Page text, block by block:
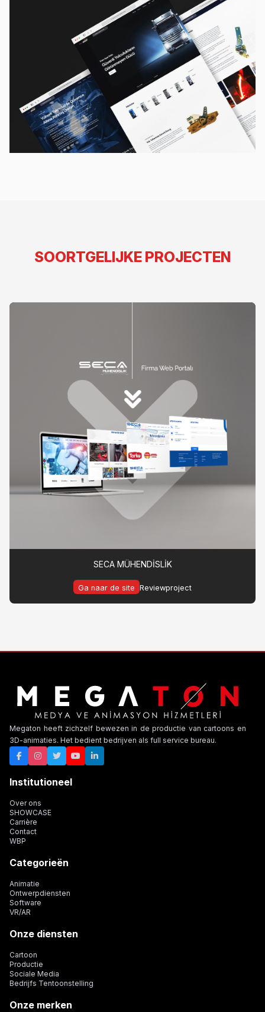
SOORTGELIJKE PROJECTEN
SECA MÜHENDİSLİK
Ga naar de site Reviewproject
Megaton heeft zichzelf bewezen in de productie van cartoons en
3D-animaties. Het bedient bedrijven als full service bureau.
Institutioneel
Over ons
SHOWCASE
Carrière
Contact
WBP
Categorieën
Animatie
Ontwerpdiensten
Software
VR/AR
Onze diensten
Cartoon
Productie
Sociale Media
Bedrijfs Tentoonstelling
Onze merken